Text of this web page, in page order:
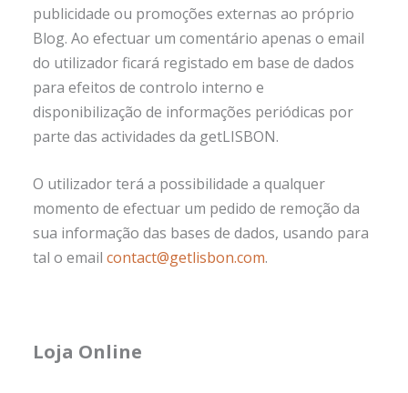
publicidade ou promoções externas ao próprio
Blog. Ao efectuar um comentário apenas o email
do utilizador ficará registado em base de dados
para efeitos de controlo interno e
disponibilização de informações periódicas por
parte das actividades da getLISBON.
O utilizador terá a possibilidade a qualquer
momento de efectuar um pedido de remoção da
sua informação das bases de dados, usando para
tal o email contact@getlisbon.com.
Loja Online